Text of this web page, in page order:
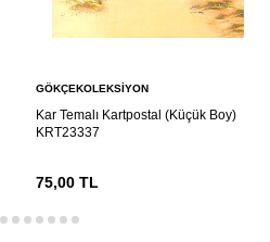
GÖKÇEKOLEKSIYON
Kar Temalı Kartpostal (Küçük Boy)
KRT23337
75,00TL